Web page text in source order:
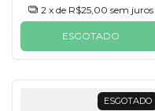
2 x de R$25,00 sem juros
ESGOTADO
ESGOTADO